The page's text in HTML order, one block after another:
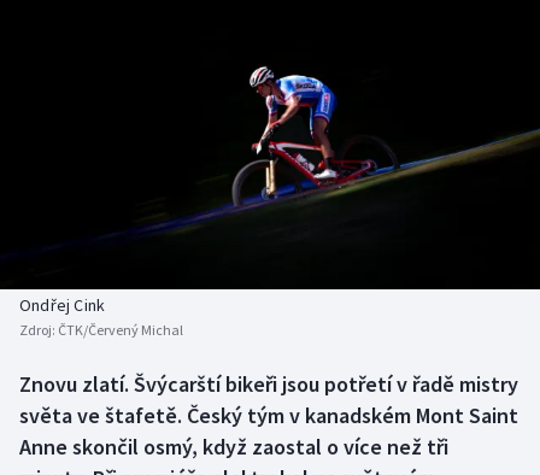
Boby a skeleton
Curling
Dostihy
Florbal
Ondřej Cink
Zdroj: ČTK/Červený Michal
Znovu zlatí. Švýcarští bikeři jsou potřetí v řadě mistry
světa ve štafetě. Český tým v kanadském Mont Saint
Anne skončil osmý, když zaostal o více než tři